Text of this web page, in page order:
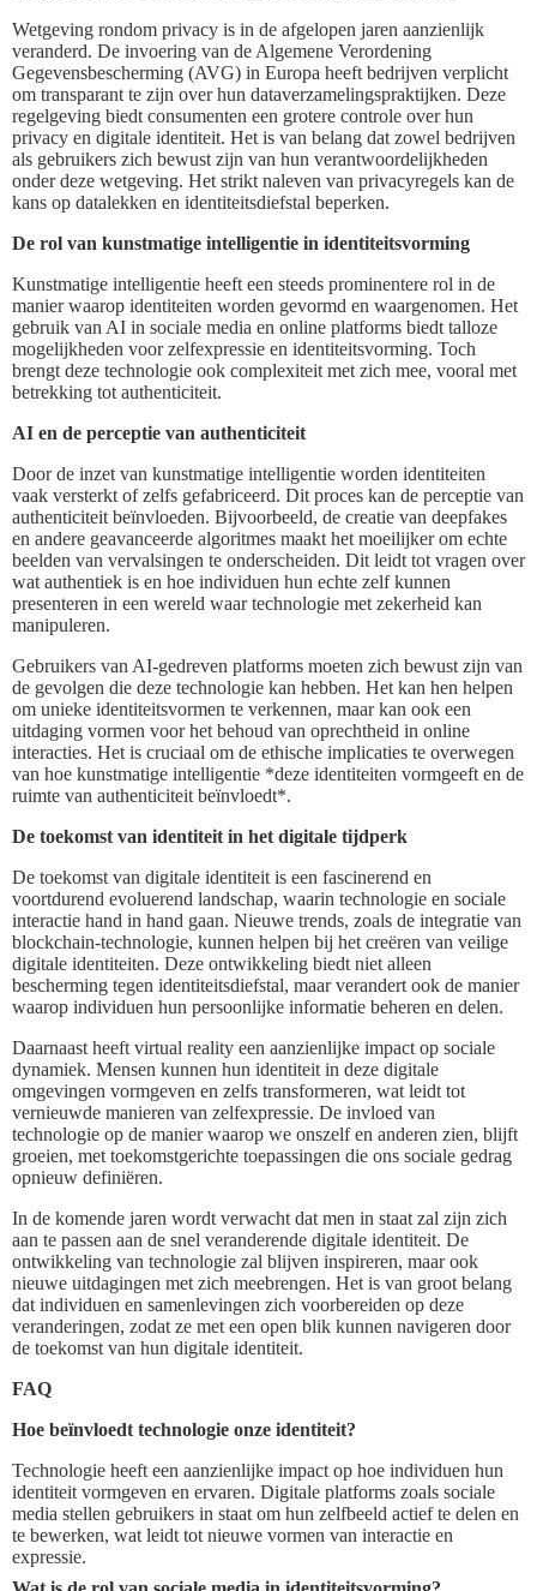
Wetgeving rondom privacy is in de afgelopen jaren aanzienlijk
veranderd. De invoering van de Algemene Verordening
Gegevensbescherming (AVG) in Europa heeft bedrijven verplicht
om transparant te zijn over hun dataverzamelingspraktijken. Deze
regelgeving biedt consumenten een grotere controle over hun
privacy en digitale identiteit. Het is van belang dat zowel bedrijven
als gebruikers zich bewust zijn van hun verantwoordelijkheden
onder deze wetgeving. Het strikt naleven van privacyregels kan de
kans op datalekken en identiteitsdiefstal beperken.
De rol van kunstmatige intelligentie in identiteitsvorming
Kunstmatige intelligentie heeft een steeds prominentere rol in de
manier waarop identiteiten worden gevormd en waargenomen. Het
gebruik van AI in sociale media en online platforms biedt talloze
mogelijkheden voor zelfexpressie en identiteitsvorming. Toch
brengt deze technologie ook complexiteit met zich mee, vooral met
betrekking tot authenticiteit.
AI en de perceptie van authenticiteit
Door de inzet van kunstmatige intelligentie worden identiteiten
vaak versterkt of zelfs gefabriceerd. Dit proces kan de perceptie van
authenticiteit beïnvloeden. Bijvoorbeeld, de creatie van deepfakes
en andere geavanceerde algoritmes maakt het moeilijker om echte
beelden van vervalsingen te onderscheiden. Dit leidt tot vragen over
wat authentiek is en hoe individuen hun echte zelf kunnen
presenteren in een wereld waar technologie met zekerheid kan
manipuleren.
Gebruikers van AI-gedreven platforms moeten zich bewust zijn van
de gevolgen die deze technologie kan hebben. Het kan hen helpen
om unieke identiteitsvormen te verkennen, maar kan ook een
uitdaging vormen voor het behoud van oprechtheid in online
interacties. Het is cruciaal om de ethische implicaties te overwegen
van hoe kunstmatige intelligentie *deze identiteiten vormgeeft en de
ruimte van authenticiteit beïnvloedt*.
De toekomst van identiteit in het digitale tijdperk
De toekomst van digitale identiteit is een fascinerend en
voortdurend evoluerend landschap, waarin technologie en sociale
interactie hand in hand gaan. Nieuwe trends, zoals de integratie van
blockchain-technologie, kunnen helpen bij het creëren van veilige
digitale identiteiten. Deze ontwikkeling biedt niet alleen
bescherming tegen identiteitsdiefstal, maar verandert ook de manier
waarop individuen hun persoonlijke informatie beheren en delen.
Daarnaast heeft virtual reality een aanzienlijke impact op sociale
dynamiek. Mensen kunnen hun identiteit in deze digitale
omgevingen vormgeven en zelfs transformeren, wat leidt tot
vernieuwde manieren van zelfexpressie. De invloed van
technologie op de manier waarop we onszelf en anderen zien, blijft
groeien, met toekomstgerichte toepassingen die ons sociale gedrag
opnieuw definiëren.
In de komende jaren wordt verwacht dat men in staat zal zijn zich
aan te passen aan de snel veranderende digitale identiteit. De
ontwikkeling van technologie zal blijven inspireren, maar ook
nieuwe uitdagingen met zich meebrengen. Het is van groot belang
dat individuen en samenlevingen zich voorbereiden op deze
veranderingen, zodat ze met een open blik kunnen navigeren door
de toekomst van hun digitale identiteit.
FAQ
Hoe beïnvloedt technologie onze identiteit?
Technologie heeft een aanzienlijke impact op hoe individuen hun
identiteit vormgeven en ervaren. Digitale platforms zoals sociale
media stellen gebruikers in staat om hun zelfbeeld actief te delen en
te bewerken, wat leidt tot nieuwe vormen van interactie en
expressie.